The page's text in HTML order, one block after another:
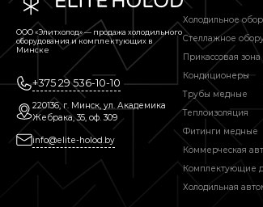
ООО «Элитхолод» ― продажа холодильного
оборудования и комплектующих в
Минске
+375 29 536-10-10
220136, г. Минск, ул. Академика
Жебрака, 35, оф. 309
info@elite-holod.by
Холодильное
Стеллажное
Прикассовая зона
Кондиционеры
Трубы медные
Теплоизоляция
Фитинги медные
Коммерческая
Комплектующие
Холодильная